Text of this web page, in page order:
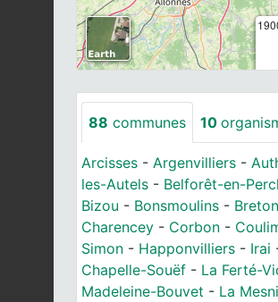
88 communes 10
Arcisses - Argenvilliers -
les-Autels - Belforêt-en-
Bizou - Bonsmoulins -
Charencey - Corbon -
Simon - Happonvilliers - Irai
Chapelle-Souëf - La Ferté-
Madeleine-Bouvet - La